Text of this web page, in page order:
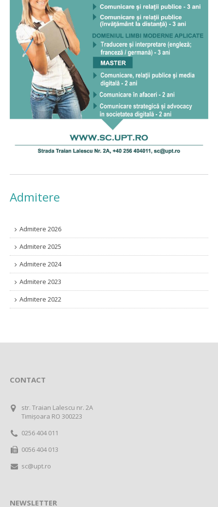
Admitere
Admitere 2026
Admitere 2025
Admitere 2024
Admitere 2023
Admitere 2022
CONTACT
str. Traian Lalescu nr. 2A
Timișoara RO 300223
0256 404 011
0056 404 013
sc@upt.ro
NEWSLETTER